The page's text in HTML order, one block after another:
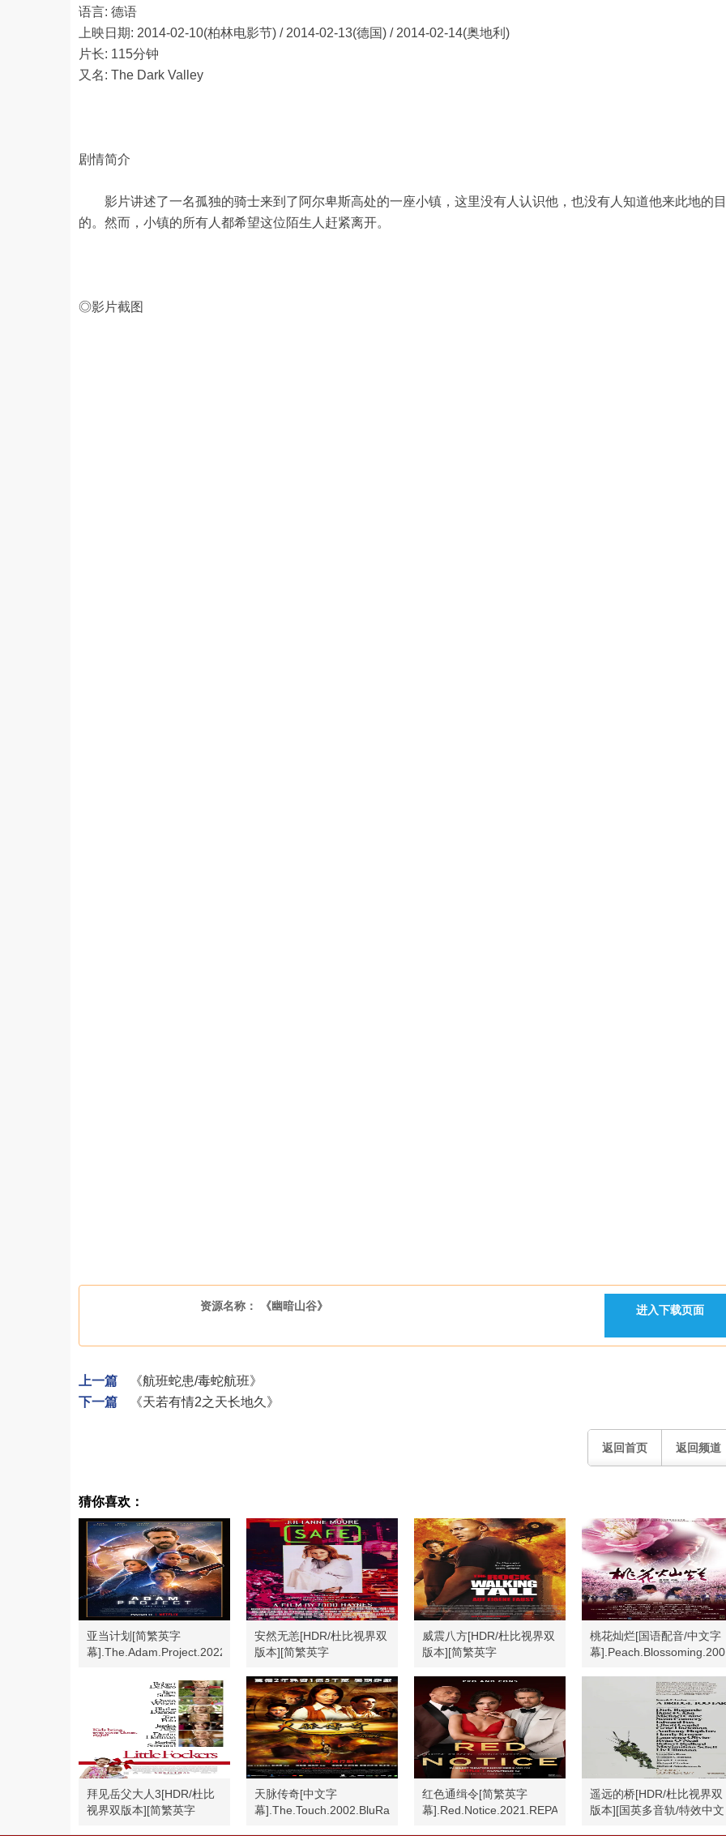
语言: 德语
上映日期: 2014-02-10(柏林电影节) / 2014-02-13(德国) / 2014-02-14(奥地利)
片长: 115分钟
又名: The Dark Valley
剧情简介
影片讲述了一名孤独的骑士来到了阿尔卑斯高处的一座小镇，这里没有人认识他，也没有人知道他来此地的目
的。然而，小镇的所有人都希望这位陌生人赶紧离开。
◎影片截图
资源名称： 《幽暗山谷》 进入下载页面
上一篇
《航班蛇患/毒蛇航班》
下一篇
《天若有情2之天长地久》
返回首页 返回频道
猜你喜欢：
亚当计划[简繁英字
幕].The.Adam.Project.2022
安然无恙[HDR/杜比视界双
版本][简繁英字
威震八方[HDR/杜比视界双
版本][简繁英字
桃花灿烂[国语配音/中文字
幕
拜见岳父大人3[HDR/杜比
视界双版本][简繁英字
天脉传奇[中文字
幕].The.Touch.2002.BluRay.1080p
红色通缉令[简繁英字
幕].Red.Notice.2021.REPACK.2160p
遥远的桥[HDR/杜比视界双
版本][国英多音轨/特效中文